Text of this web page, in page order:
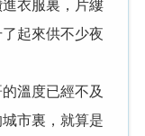
衣服裏，片縷
起來供不少夜
溫度已經不及
市裏，就算是